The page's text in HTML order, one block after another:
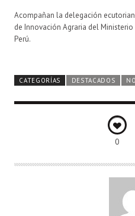
Acompañan la delegación
de Innovación Agraria del
Perú.
CATEGORÍAS DESTACADOS
0